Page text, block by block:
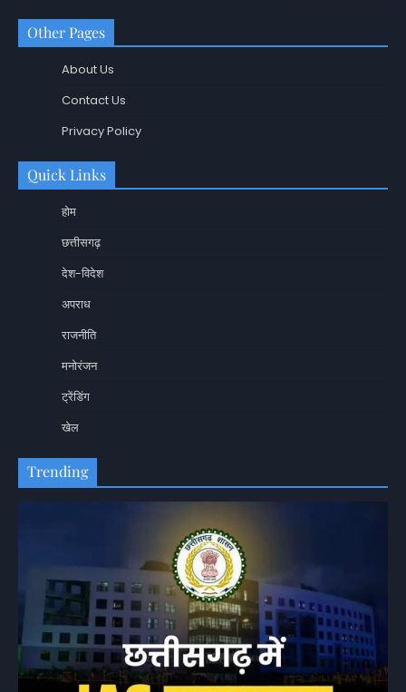
Other Pages
About Us
Contact Us
Privacy Policy
Quick Links
होम
छत्तीसगढ़
देश-विदेश
अपराध
राजनीति
मनोरंजन
ट्रेंडिंग
खेल
Trending